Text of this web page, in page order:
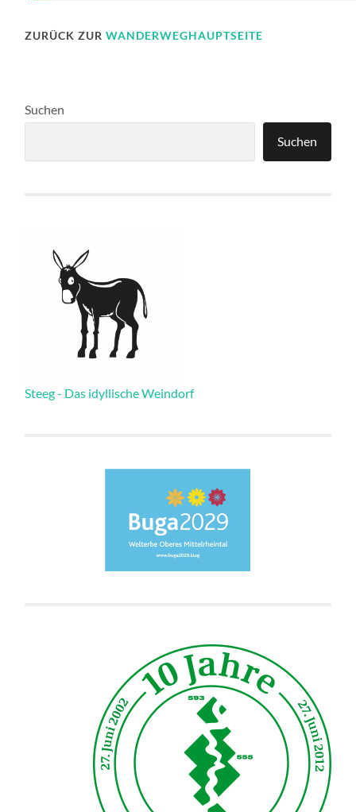
ZURÜCK ZURWANDERWEGHAUPTSEITE
Suchen
Suchen
Steeg - Das idyllische Weindorf